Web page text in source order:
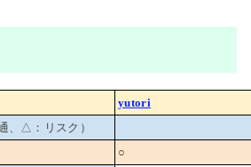
yutori
、△：リスク）
○